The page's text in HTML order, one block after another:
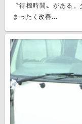
〝待機時間〟がある
まったく改善...